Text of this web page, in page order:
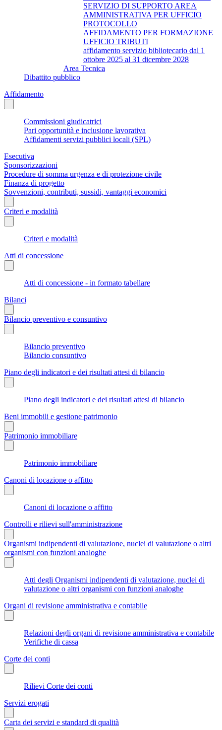
SERVIZIO DI SUPPORTO AREA
AMMINISTRATIVA PER UFFICIO
PROTOCOLLO
AFFIDAMENTO PER FORMAZIONE
UFFICIO TRIBUTI
affidamento servizio bibliotecario dal 1
ottobre 2025 al 31 dicembre 2028
Area Tecnica
Dibattito pubblico
Affidamento
Commissioni giudicatrici
Pari opportunità e inclusione lavorativa
Affidamenti servizi pubblici locali (SPL)
Esecutiva
Sponsorizzazioni
Procedure di somma urgenza e di protezione civile
Finanza di progetto
Sovvenzioni, contributi, sussidi, vantaggi economici
Criteri e modalità
Criteri e modalità
Atti di concessione
Atti di concessione - in formato tabellare
Bilanci
Bilancio preventivo e consuntivo
Bilancio preventivo
Bilancio consuntivo
Piano degli indicatori e dei risultati attesi di bilancio
Piano degli indicatori e dei risultati attesi di bilancio
Beni immobili e gestione patrimonio
Patrimonio immobiliare
Patrimonio immobiliare
Canoni di locazione o affitto
Canoni di locazione o affitto
Controlli e rilievi sull'amministrazione
Organismi indipendenti di valutazione, nuclei di valutazione o altri
organismi con funzioni analoghe
Atti degli Organismi indipendenti di valutazione, nuclei di
valutazione o altri organismi con funzioni analoghe
Organi di revisione amministrativa e contabile
Relazioni degli organi di revisione amministrativa e contabile
Verifiche di cassa
Corte dei conti
Rilievi Corte dei conti
Servizi erogati
Carta dei servizi e standard di qualità